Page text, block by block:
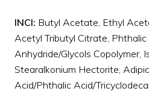
INCI: Butyl Acetate, Ethyl
Acetyl Tributyl Citrate,
Anhydride/Glycols Copolymer,
Stearalkonium Hectorite,
Acid/Phthalic Acid/